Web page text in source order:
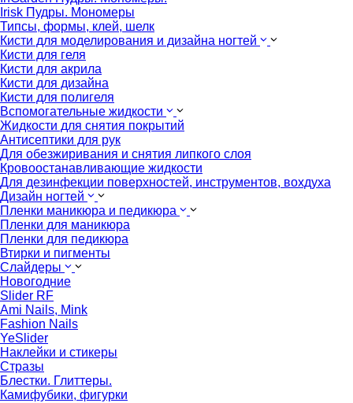
Irisk Пудры. Мономеры
Типсы, формы, клей, шелк
Кисти для моделирования и дизайна ногтей
Кисти для геля
Кисти для акрила
Кисти для дизайна
Кисти для полигеля
Вспомогательные жидкости
Жидкости для снятия покрытий
Антисептики для рук
Для обезжиривания и снятия липкого слоя
Кровоостанавливающие жидкости
Для дезинфекции поверхностей, инструментов, вохдуха
Дизайн ногтей
Пленки маникюра и педикюра
Пленки для маникюра
Пленки для педикюра
Втирки и пигменты
Слайдеры
Новогодние
Slider RF
Ami Nails, Mink
Fashion Nails
YeSlider
Наклейки и стикеры
Стразы
Блестки. Глиттеры.
Камифубики, фигурки